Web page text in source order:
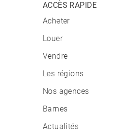
ACCÈS RAPIDE
Acheter
Louer
Vendre
Les régions
Nos agences
Barnes
Actualités